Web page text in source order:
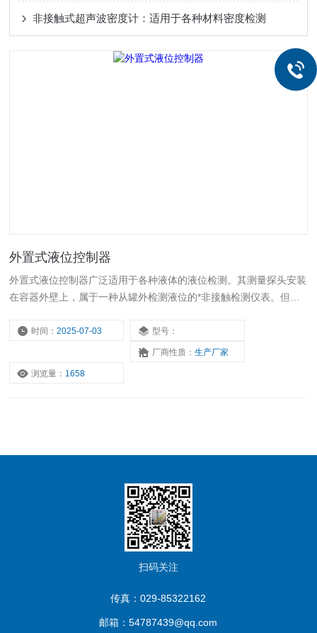
非接触式超声波密度计：适用于各种材料密度检测
外置式液位控制器
外置式液位控制器广泛适用于各种液体的液位检测。其测量探头安装
在容器外壁上，属于一种从罐外检测液位的*非接触检测仪表。但与
时间：2025-07-03 型号：
厂商性质： 生产厂家
浏览量： 1658
扫码关注
传真：029-85322162
邮箱：54787439@qq.com